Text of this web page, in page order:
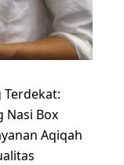
Terdekat:
Nasi Box
Aqiqah